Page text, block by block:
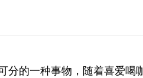
分的一种事物，随着喜爱喝